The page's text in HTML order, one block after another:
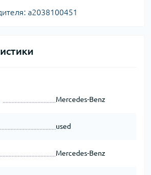
a2038100451
Mercedes-Benz
used
Mercedes-Benz